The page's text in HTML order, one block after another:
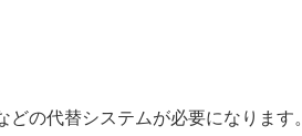
の代替システムが必要になります。